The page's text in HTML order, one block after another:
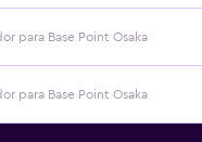
para Base Point Osaka
para Base Point Osaka